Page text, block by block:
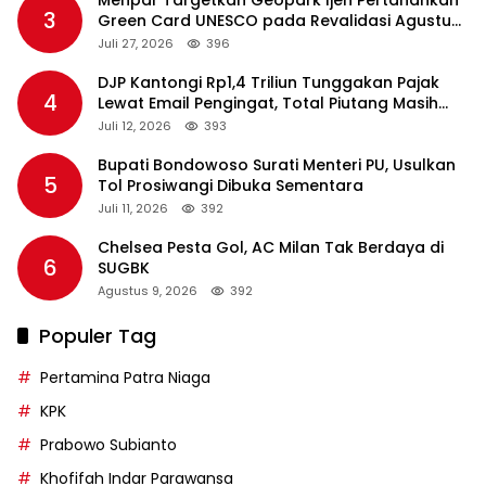
3
Green Card UNESCO pada Revalidasi Agustus
2026
Juli 27, 2026 396
4
DJP Kantongi Rp1,4 Triliun Tunggakan Pajak
Lewat Email Pengingat, Total Piutang Masih
Rp36 Triliun
Juli 12, 2026 393
5
Bupati Bondowoso Surati Menteri PU, Usulkan
Tol Prosiwangi Dibuka Sementara
Juli 11, 2026 392
6
Chelsea Pesta Gol, AC Milan Tak Berdaya di
SUGBK
Agustus 9, 2026 392
Populer Tag
Pertamina Patra Niaga
KPK
Prabowo Subianto
Khofifah Indar Parawansa